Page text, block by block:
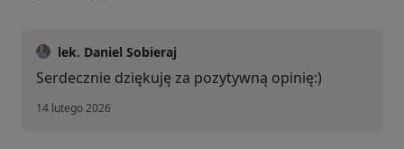
lek. Daniel Sobieraj
Serdecznie dziękuję za pozytywną opinię:)
14 lutego 2026